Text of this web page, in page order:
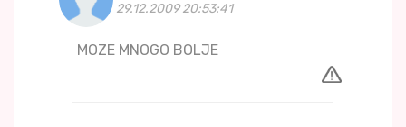
29.12.2009 20:53:41
MOZE MNOGO BOLJE